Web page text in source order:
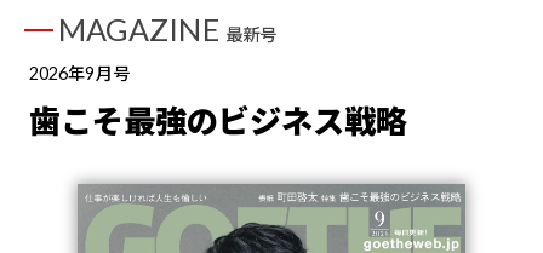
MAGAZINE 最新号
2026年9月号
歯こそ最強のビジネス戦略